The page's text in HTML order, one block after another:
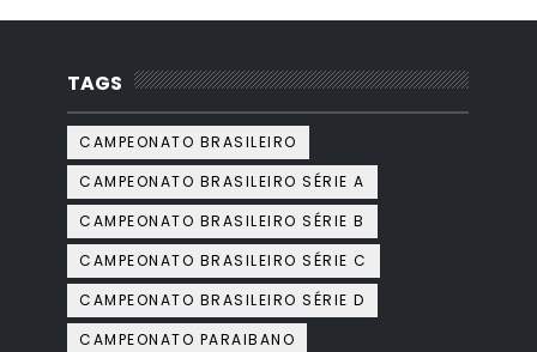
TAGS
CAMPEONATO BRASILEIRO
CAMPEONATO BRASILEIRO SÉRIE A
CAMPEONATO BRASILEIRO SÉRIE B
CAMPEONATO BRASILEIRO SÉRIE C
CAMPEONATO BRASILEIRO SÉRIE D
CAMPEONATO PARAIBANO